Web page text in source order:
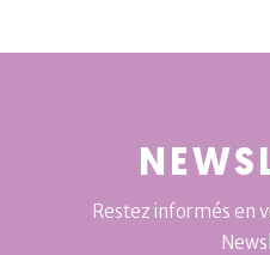
Restez informés en